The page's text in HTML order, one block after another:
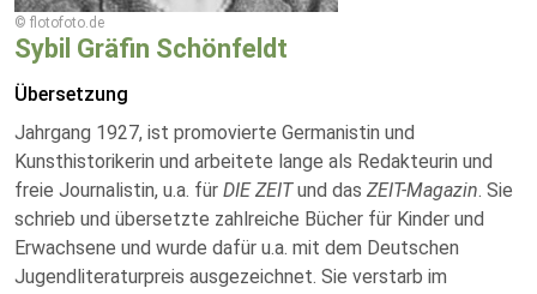
© flotofoto.de
Sybil Gräfin Schönfeldt
Übersetzung
Jahrgang 1927, ist promovierte Germanistin und
Kunsthistorikerin und arbeitete lange als Redakteurin und
freie Journalistin, u.a. für DIE ZEITund das ZEIT-Magazin. Sie
schrieb und übersetzte zahlreiche Bücher für Kinder und
Erwachsene und wurde dafür u.a. mit dem Deutschen
Jugendliteraturpreis ausgezeichnet. Sie verstarb im